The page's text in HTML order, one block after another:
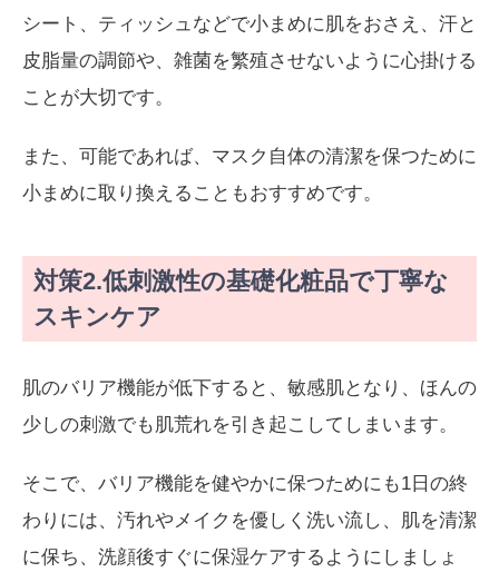
シート、ティッシュなどで小まめに肌をおさえ、汗と
皮脂量の調節や、雑菌を繁殖させないように心掛ける
ことが大切です。
また、可能であれば、マスク自体の清潔を保つために
小まめに取り換えることもおすすめです。
対策2.低刺激性の基礎化粧品で丁寧な
スキンケア
肌のバリア機能が低下すると、敏感肌となり、ほんの
少しの刺激でも肌荒れを引き起こしてしまいます。
そこで、バリア機能を健やかに保つためにも1日の終
わりには、汚れやメイクを優しく洗い流し、肌を清潔
に保ち、洗顔後すぐに保湿ケアするようにしましょ